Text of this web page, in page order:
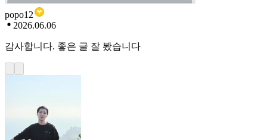
popo12
2026.06.06
감사합니다. 좋은 글 잘 봤습니다